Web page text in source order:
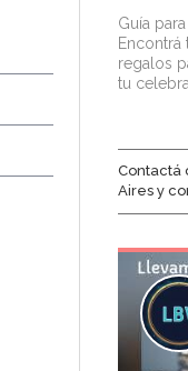
Guía
Encontrá
regalos
tu
Contactá
Aires y